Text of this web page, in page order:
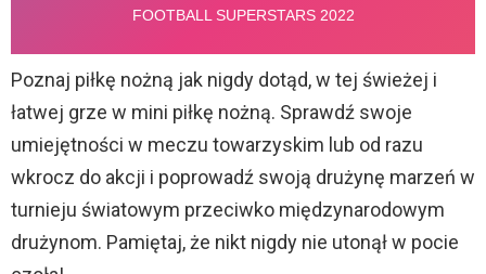
Poznaj piłkę nożną jak nigdy dotąd, w tej świeżej i
łatwej grze w mini piłkę nożną. Sprawdź swoje
umiejętności w meczu towarzyskim lub od razu
wkrocz do akcji i poprowadź swoją drużynę marzeń w
turnieju światowym przeciwko międzynarodowym
drużynom. Pamiętaj, że nikt nigdy nie utonął w pocie